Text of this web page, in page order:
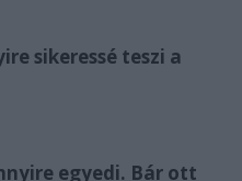
sikeressé teszi a
egyedi. Bár ott